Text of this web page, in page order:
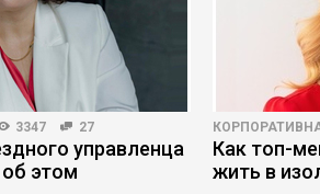
3347 27
управленца
этом
Как топ-
жить в